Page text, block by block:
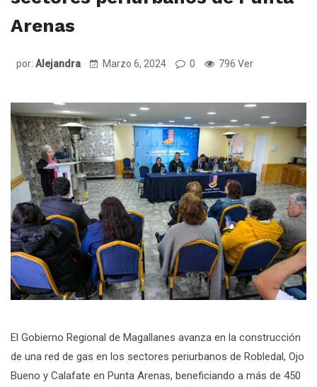
Arenas
por: Alejandra Marzo 6, 2024 0 796 Ver
El Gobierno Regional de Magallanes avanza en la construcción
de una red de gas en los sectores periurbanos de Robledal, Ojo
Bueno y Calafate en Punta Arenas, beneficiando a más de 450